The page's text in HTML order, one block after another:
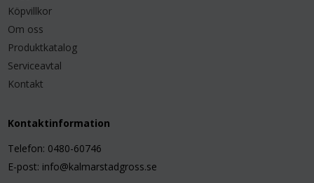
Köpvillkor
Om oss
Produktkatalog
Serviceavtal
Kontakt
Kontaktinformation
Telefon: 0480-60746
E-post: info@kalmarstadgross.se